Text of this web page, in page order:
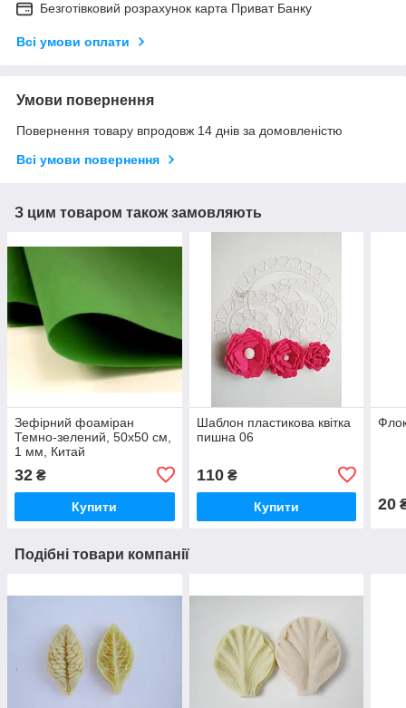
Безготівковий розрахунок карта Приват Банку
Всі умови оплати
Умови повернення
Повернення товару впродовж 14 днів за домовленістю
Всі умови повернення
З цим товаром також замовляють
Зефірний фоаміран
Темно-зелений, 50x50 см,
1 мм, Китай
32 ₴
Купити
Шаблон пластикова квітка
пишна 06
110₴
Купити 20
Подібні товари компанії